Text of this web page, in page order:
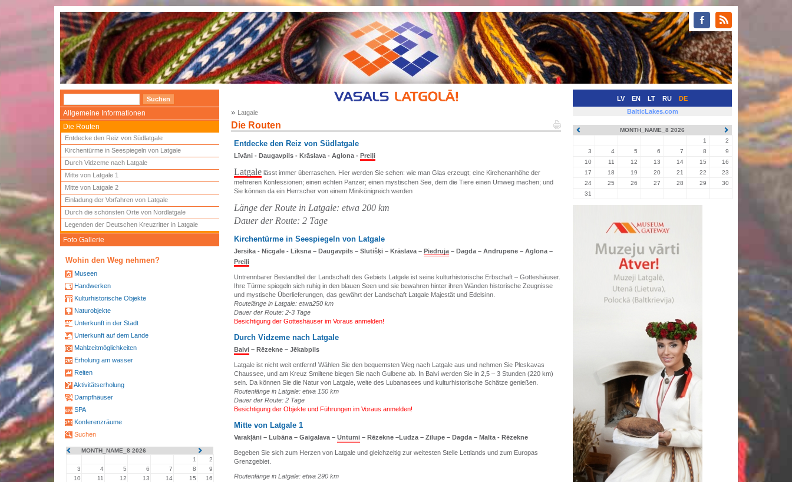
LV EN LT RU DE
Allgemeine Informationen
Die Routen
Entdecke den Reiz von Südlatgale
Kirchentürme in Seespiegeln von Latgale
Durch Vidzeme nach Latgale
Mitte von Latgale 1
Mitte von Latgale 2
Einladung der Vorfahren von Latgale
Durch die schönsten Orte von Nordlatgale
Legenden der Deutschen Kreuzritter in Latgale
Foto Gallerie
Wohin den Weg nehmen?
Museen
Handwerken
Kulturhistorische Objekte
Naturobjekte
Unterkunft in der Stadt
Unterkunft auf dem Lande
Mahlzeitmöglichkeiten
Erholung am wasser
Reiten
Aktivitätserholung
Dampfhäuser
SPA
Konferenzräume
Suchen
MONTH_NAME_8 2026
1
2
3
4 5 6 7 8
9
10
11 12 13 14 15
16
» Latgale
Die Routen
Entdecke den Reiz von Südlatgale
Līvāni - Daugavpils - Krāslava - Aglona - Preiļi
Latgale lässt immer überraschen. Hier werden Sie sehen: wie man Glas erzeugt; eine Kirchenanhöhe der
mehreren Konfessionen; einen echten Panzer; einen mystischen See, dem die Tiere einen Umweg machen; und
Sie können da ein Herrscher von einem Minikönigreich werden
Länge der Route in Latgale: etwa 200 km
Dauer der Route: 2 Tage
Kirchentürme in Seespiegeln von Latgale
Jersika - Nīcgale - Līksna – Daugavpils – Slutišķi – Krāslava – Piedruja – Dagda – Andrupene – Aglona –
Preiļi
Untrennbarer Bestandteil der Landschaft des Gebiets Latgele ist seine kulturhistorische Erbschaft – Gotteshäuser.
Ihre Türme spiegeln sich ruhig in den blauen Seen und sie bewahren hinter ihren Wänden historische Zeugnisse
und mystische Überlieferungen, das gewährt der Landschaft Latgale Majestät und Edelsinn.
Routelänge in Latgale: etwa250 km
Dauer der Route: 2-3 Tage
Besichtigung der Gotteshäuser im Voraus anmelden!
Durch Vidzeme nach Latgale
Balvi – Rēzekne – Jēkabpils
Latgale ist nicht weit entfernt! Wählen Sie den bequemsten Weg nach Latgale aus und nehmen Sie Pleskavas
Chaussee, und am Kreuz Smiltene biegen Sie nach Gulbene ab. In Balvi werden Sie in 2,5 – 3 Stunden (220 km)
sein. Da können Sie die Natur von Latgale, weite des Lubanasees und kulturhistorische Schätze genießen.
Routenlänge in Latgale: etwa 150 km
Dauer der Route: 2 Tage
Besichtigung der Objekte und Führungen im Voraus anmelden!
Mitte von Latgale 1
Varakļāni – Lubāna – Gaigalava – Untumi – Rēzekne –Ludza – Zilupe – Dagda – Malta - Rēzekne
Begeben Sie sich zum Herzen von Latgale und gleichzeitig zur weitesten Stelle Lettlands und zum Europas
Grenzgebiet.
Routenlänge in Latgale: etwa 290 km
BalticLakes.com
MONTH_NAME_8 2026
1
2
3
4 5 6 7 8
9
10
11 12 13 14 15
16
17
18 19 20 21 22
23
24
25 26 27 28 29
30
31